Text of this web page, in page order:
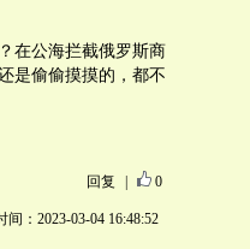
在公海拦截俄罗斯商
是偷偷摸摸的，都不
回复 0
间：2023-03-04 16:48:52